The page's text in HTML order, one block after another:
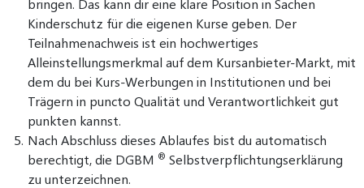
Kinderschutz für die eigenen Kurse geben. Der
Teilnahmenachweis ist ein hochwertiges
Alleinstellungsmerkmal auf dem Kursanbieter-Markt, mit
dem du bei Kurs-Werbungen in Institutionen und bei
Trägern in puncto Qualität und Verantwortlichkeit gut
punkten kannst.
Nach Abschluss dieses Ablaufes bist du automatisch
berechtigt, die DGBM ® Selbstverpflichtungserklärung
zu unterzeichnen.